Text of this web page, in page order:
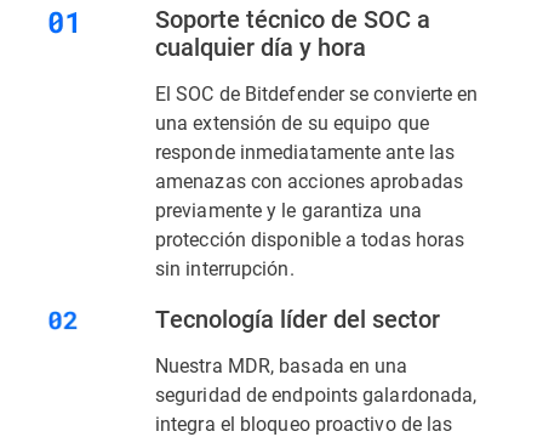
Soporte técnico de SOC a
cualquier día y hora
El SOC de Bitdefender se convierte en
una extensión de su equipo que
responde inmediatamente ante las
amenazas con acciones aprobadas
previamente y le garantiza una
protección disponible a todas horas
sin interrupción.
Tecnología líder del sector
Nuestra MDR, basada en una
seguridad de endpoints galardonada,
integra el bloqueo proactivo de las